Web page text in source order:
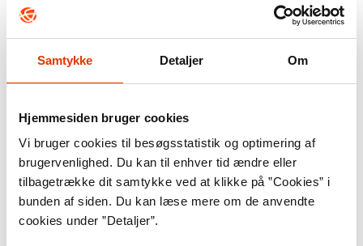
Samtykke Detaljer Om
Hjemmesiden bruger cookies
Vi bruger cookies til besøgsstatistik og optimering af
brugervenlighed. Du kan til enhver tid ændre eller
tilbagetrække dit samtykke ved at klikke på ”Cookies” i
bunden af siden. Du kan læse mere om de anvendte
cookies under ”Detaljer”.
Kulturrevolutionen i
Kina